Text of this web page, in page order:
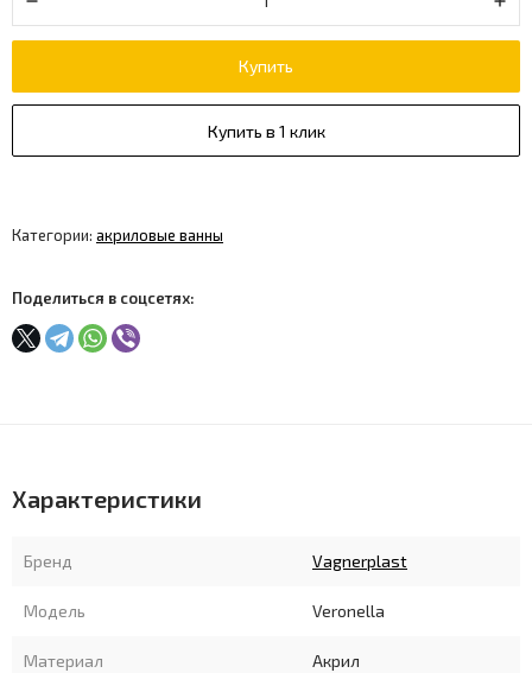
Купить
Купить в 1 клик
Категории: акриловые ванны
Поделиться в соцсетях:
Характеристики
Бренд Vagnerplast
Модель Veronella
Материал Акрил